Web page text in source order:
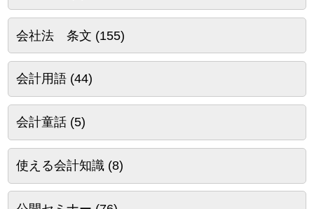
会社法 条文 (155)
会計用語(44)
会計童話(5)
使える会計知識(8)